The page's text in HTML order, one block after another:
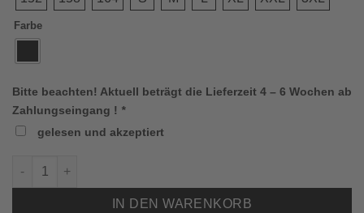
Farbe
Bitte beachten! Aktuell beträgt die Lieferzeit 4 – 6 Wochen ab
Zahlungseingang ! *
gelesen und akzeptiert
Jako 8450 Trainingshose (SPVGG) Menge
IN DEN WARENKORB